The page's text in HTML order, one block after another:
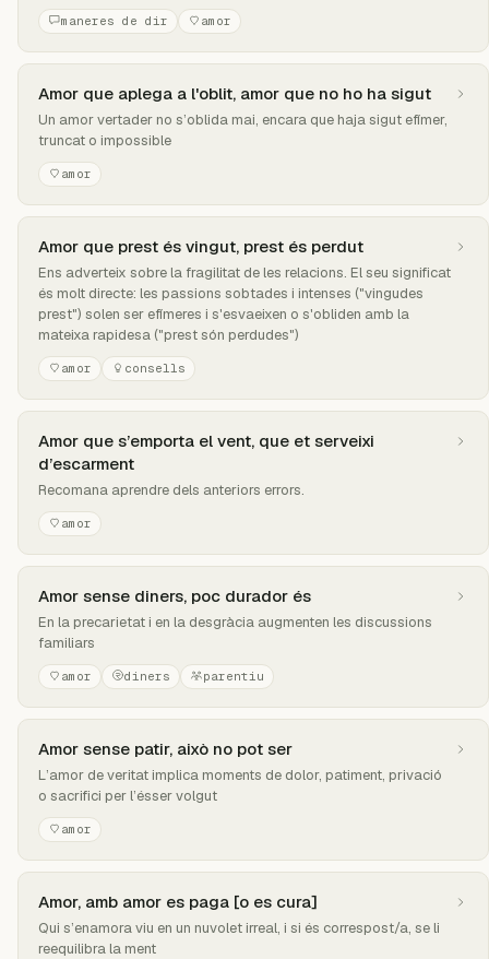
maneres de dir amor
Amor que aplega a l'oblit, amor que no ho ha sigut
Un amor vertader no s’oblida mai, encara que haja sigut efímer,
truncat o impossible
amor
Amor que prest és vingut, prest és perdut
Ens adverteix sobre la fragilitat de les relacions. El seu significat
és molt directe: les passions sobtades i intenses ("vingudes
prest") solen ser efímeres i s'esvaeixen o s'obliden amb la
mateixa rapidesa ("prest són perdudes")
amor consells
Amor que s’emporta el vent, que et serveixi
d’escarment
Recomana aprendre dels anteriors errors.
amor
Amor sense diners, poc durador és
En la precarietat i en la desgràcia augmenten les discussions
familiars
amor diners parentiu
Amor sense patir, això no pot ser
L’amor de veritat implica moments de dolor, patiment, privació
o sacrifici per l’ésser volgut
amor
Amor, amb amor es paga [o es cura]
Qui s’enamora viu en un nuvolet irreal, i si és correspost/a, se li
reequilibra la ment